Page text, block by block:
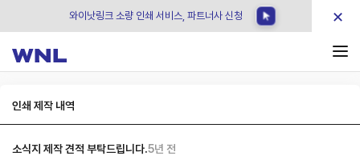
와이낫링크 소량 인쇄 서비스, 파트너사 신청 ×
인쇄 제작 내역
소식지 제작 견적 부탁드립니다.5년 전